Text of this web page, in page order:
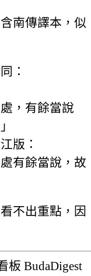
南傳譯本，似
：
，有餘當說
版：
有餘當說，故
不出重點，因
板 BudaDigest